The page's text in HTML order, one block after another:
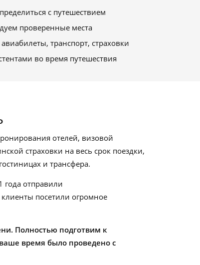
с путешествием
проверенные места
транспорт, страховки
во время путешествия
отелей, визовой
страховки на весь срок поездки,
и трансфера.
года отправили
посетили огромное
Полностью подготвим к
время было проведено с